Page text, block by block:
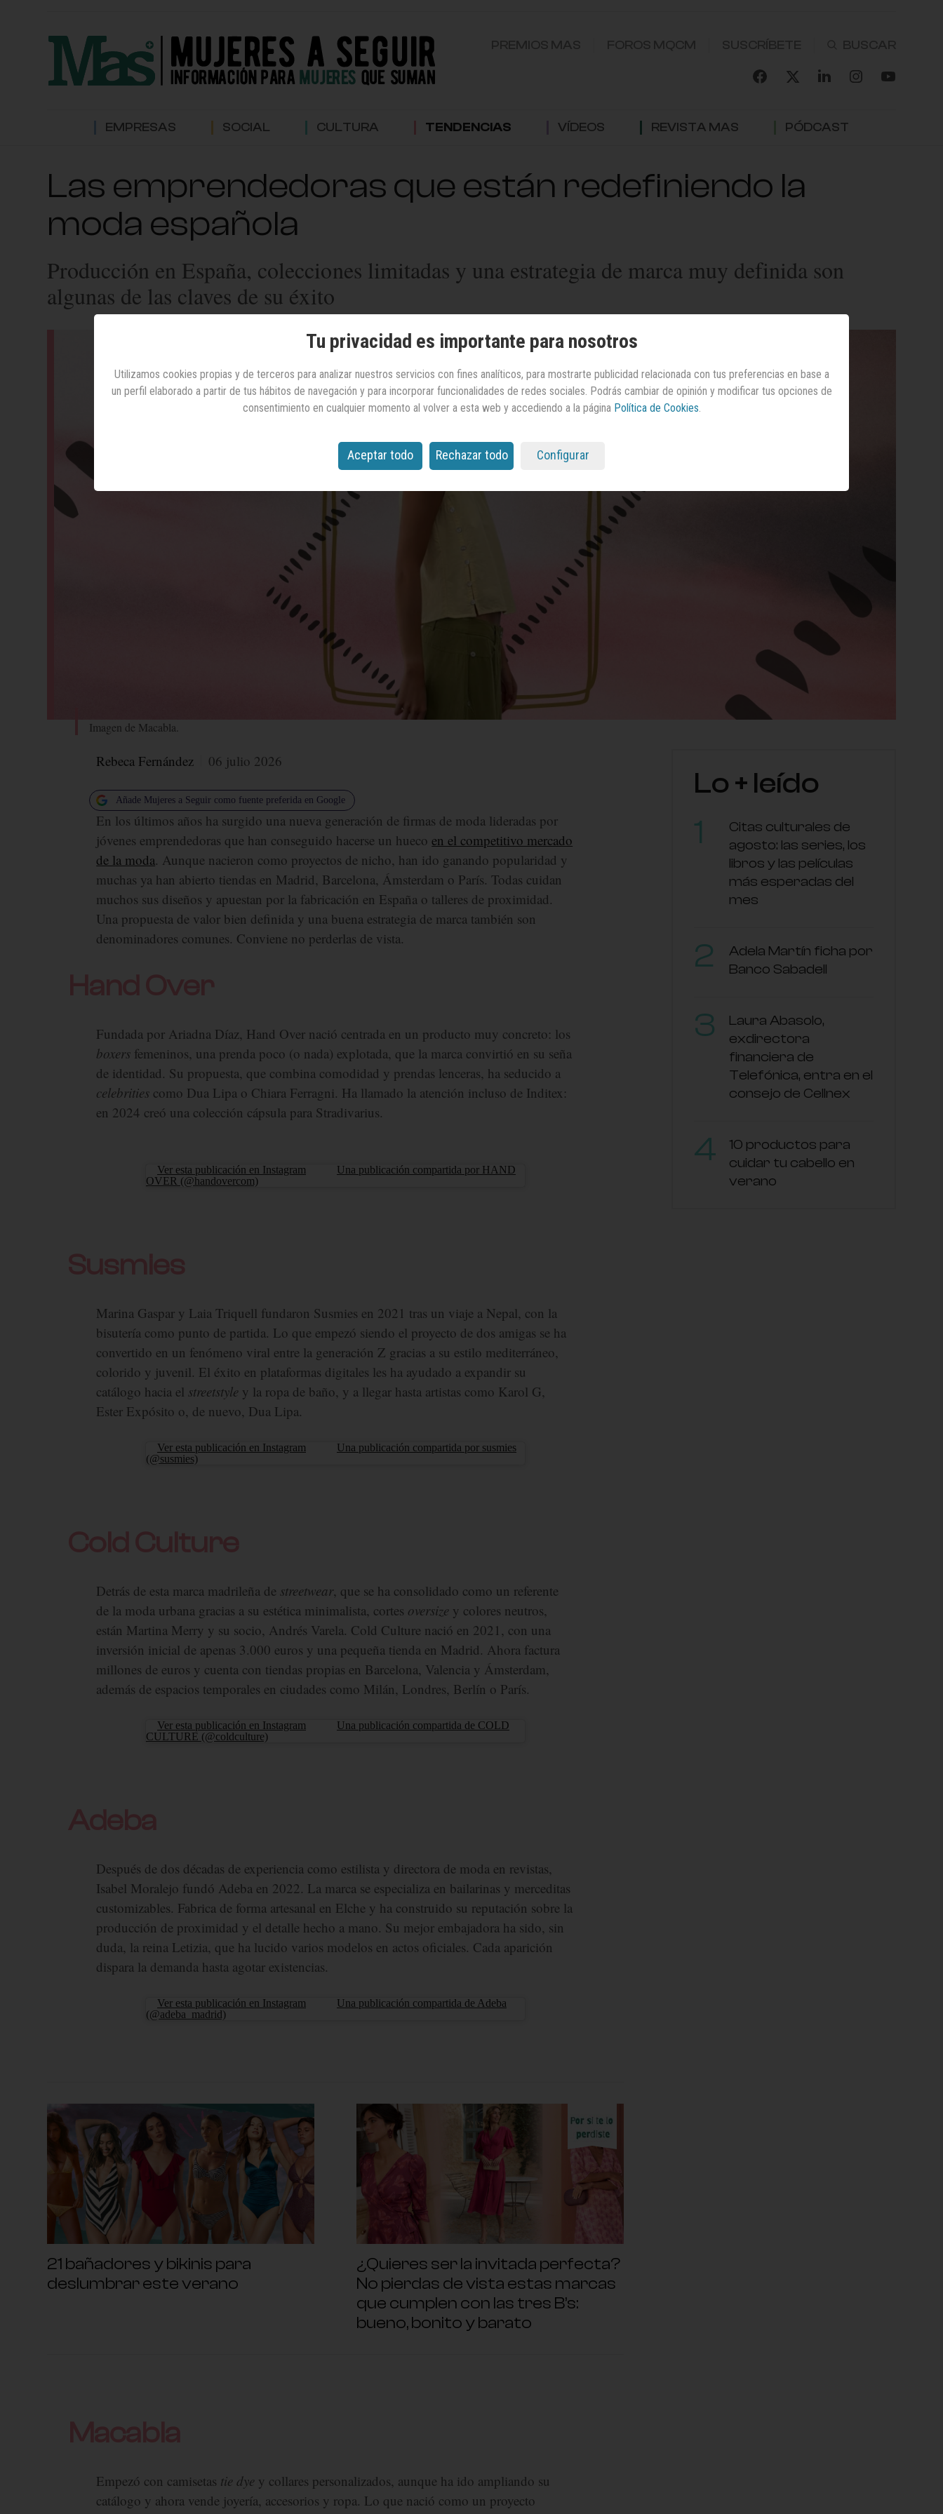
EMPRESAS SOCIAL CULTURA TENDENCIAS VÍDEOS REVISTA MAS PÓDCAST
Las emprendedoras que están redefiniendo la
moda española
Producción en España, colecciones limitadas y una estrategia de marca muy definida son
algunas de las claves de su éxito
Imagen de Macabla.
Rebeca Fernández 06 julio 2026
Añade Mujeres a Seguir como fuente preferida en Google
En los últimos años ha surgido una nueva generación de firmas de moda lideradas por
jóvenes emprendedoras que han conseguido hacerse un hueco en el competitivo mercado
de la moda. Aunque nacieron como proyectos de nicho, han ido ganando popularidad y
muchas ya han abierto tiendas en Madrid, Barcelona, Ámsterdam o París. Todas cuidan
muchos sus diseños y apuestan por la fabricación en España o talleres de proximidad.
Una propuesta de valor bien definida y una buena estrategia de marca también son
denominadores comunes. Conviene no perderlas de vista.
Fundada por Ariadna Díaz, Hand Over nació centrada en un producto muy concreto: los
boxers femeninos, una prenda poco (o nada) explotada, que la marca convirtió en su seña
de identidad. Su propuesta, que combina comodidad y prendas lenceras, ha seducido a
celebrities como Dua Lipa o Chiara Ferragni. Ha llamado la atención incluso de Inditex:
en 2024 creó una colección cápsula para Stradivarius.
Lo + leído
Citas culturales de
agosto: las series, los
libros y las películas
más esperadas del
mes
Adela Martín ficha por
Banco Sabadell
Laura Abasolo,
exdirectora
financiera de
Telefónica, entra en el
consejo de Cellnex
10 productos para
cuidar tu cabello en
verano
Ver esta publicación en Instagram
Una publicación compartida por HAND
OVER (@handovercom)
Marina Gaspar y Laia Triquell fundaron Susmies en 2021 tras un viaje a Nepal, con la
bisutería como punto de partida. Lo que empezó siendo el proyecto de dos amigas se ha
convertido en un fenómeno viral entre la generación Z gracias a su estilo mediterráneo,
colorido y juvenil. El éxito en plataformas digitales les ha ayudado a expandir su
catálogo hacia el streetstyle y la ropa de baño, y a llegar hasta artistas como Karol G,
Ester Expósito o, de nuevo, Dua Lipa.
Ver esta publicación en Instagram
Una publicación compartida por susmies
(@susmies)
Detrás de esta marca madrileña de streetwear, que se ha consolidado como un referente
de la moda urbana gracias a su estética minimalista, cortes oversize y colores neutros,
están Martina Merry y su socio, Andrés Varela. Cold Culture nació en 2021, con una
inversión inicial de apenas 3.000 euros y una pequeña tienda en Madrid. Ahora factura
millones de euros y cuenta con tiendas propias en Barcelona, Valencia y Ámsterdam,
además de espacios temporales en ciudades como Milán, Londres, Berlín o París.
Ver esta publicación en Instagram
Una publicación compartida de COLD
CULTURE (@coldculture)
Después de dos décadas de experiencia como estilista y directora de moda en revistas,
Isabel Moralejo fundó Adeba en 2022. La marca se especializa en bailarinas y merceditas
customizables. Fabrica de forma artesanal en Elche y ha construido su reputación sobre la
producción de proximidad y el detalle hecho a mano. Su mejor embajadora ha sido, sin
duda, la reina Letizia, que ha lucido varios modelos en actos oficiales. Cada aparición
dispara la demanda hasta agotar existencias.
Ver esta publicación en Instagram
Una publicación compartida de Adeba
(@adeba_madrid)
21 bañadores y bikinis para
deslumbrar este verano
¿Quieres ser la invitada perfecta?
No pierdas de vista estas marcas
que cumplen con las tres B’s:
bueno, bonito y barato
Empezó con camisetas tie dye y collares personalizados, aunque ha ido ampliando su
catálogo y ahora vende joyería, accesorios y ropa. Lo que nació como un proyecto
Tu privacidad es importante para nosotros
Utilizamos cookies propias y de terceros para analizar nuestros servicios con fines analíticos, para mostrarte publicidad relacionada con tus preferencias en base a
un perfil elaborado a partir de tus hábitos de navegación y para incorporar funcionalidades de redes sociales. Podrás cambiar de opinión y modificar tus opciones de
consentimiento en cualquier momento al volver a esta web y accediendo a la página Política de Cookies.
Aceptar todo Rechazar todo Configurar